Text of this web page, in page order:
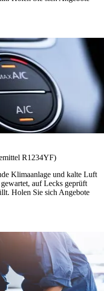
R1234YF)
Klimaanlage und kalte Luft
auf Lecks geprüft
Holen Sie sich Angebote